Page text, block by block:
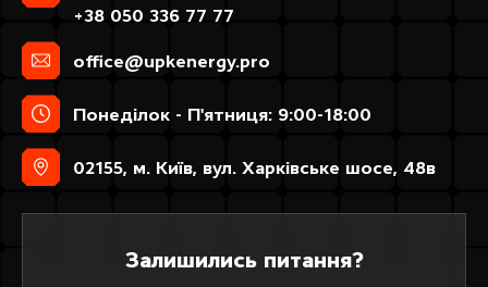
+38 050 336 77 77
office@upkenergy.pro
Понеділок - П'ятниця: 9:00-18:00
02155, м. Київ, вул. Харківське шосе, 48в
Залишились питання?